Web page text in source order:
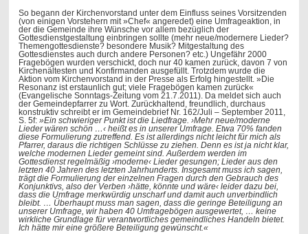
So begann der Kirchenvorstand unter dem Einfluss seines Vorsitzenden
(von einigen Vorstehern mit »Chef« angeredet) eine Umfrageaktion, in
der die Gemeinde ihre Wünsche vor allem bezüglich der
Gottesdienstgestaltung einbringen sollte (mehr neue/modernere Lieder?
Themengottesdienste? besondere Musik? Mitgestaltung des
Gottesdienstes auch durch andere Personen? etc.) Ungefähr 2000
Fragebögen wurden verschickt, doch nur 40 kamen zurück, davon 7 von
Kirchenältesten und Konfirmanden ausgefüllt. Trotzdem wurde die
Aktion vom Kirchenvorstand in der Presse als Erfolg hingestellt. »Die
Resonanz ist erstaunlich gut; viele Fragebögen kamen zurück«
(Evangelische Sonntags-Zeitung vom 21.7.2011). Da meldet sich auch
der Gemeindepfarrer zu Wort. Zurückhaltend, freundlich, durchaus
konstruktiv schreibt er im Gemeindebrief Nr. 162/Juli – September 2011,
S. 5f: »Ein schwieriger Punkt ist die Liedfrage. ›Mehr neue/moderne
Lieder wären schön …‹ heißt es in unserer Umfrage. Etwa 70% fanden
diese Formulierung zutreffend. Es ist allerdings nicht leicht für mich als
Pfarrer, daraus die richtigen Schlüsse zu ziehen. Denn es ist ja nicht klar,
welche modernen Lieder gemeint sind. Außerdem werden im
Gottesdienst regelmäßig ›moderne‹ Lieder gesungen; Lieder aus den
letzten 40 Jahren des letzten Jahrhunderts. Insgesamt muss ich sagen,
trägt die Formulierung der einzelnen Fragen durch den Gebrauch des
Konjunktivs, also der Verben ›hätte, könnte und wäre‹ leider dazu bei,
dass die Umfrage merkwürdig unscharf und damit auch unverbindlich
bleibt. … Überhaupt muss man sagen, dass die geringe Beteiligung an
unserer Umfrage, wir haben 40 Umfragebögen ausgewertet, … keine
wirkliche Grundlage für verantwortliches gemeindliches Handeln ­bietet.
Ich hätte mir eine größere Beteiligung gewünscht.«